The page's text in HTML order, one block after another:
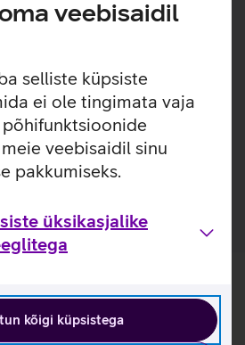
veebisaidil
selliste küpsiste
ei ole tingimata vaja
veebisaidil sinu
pakkumiseks.
üksikasjalike
kõigi küpsistega
kinnitatav ümbris, millel on
magnetid, mis muudavad ümbrise
väga lihtsaks. Ümbrisega on
MagSafe juhtmevaba laadimist
Lisaks saab ümbrise tagaküljele
Ümbris on mikrofiiber
kaitse mikrokriimustuste eest
satuvad telefoni ja ümbrise